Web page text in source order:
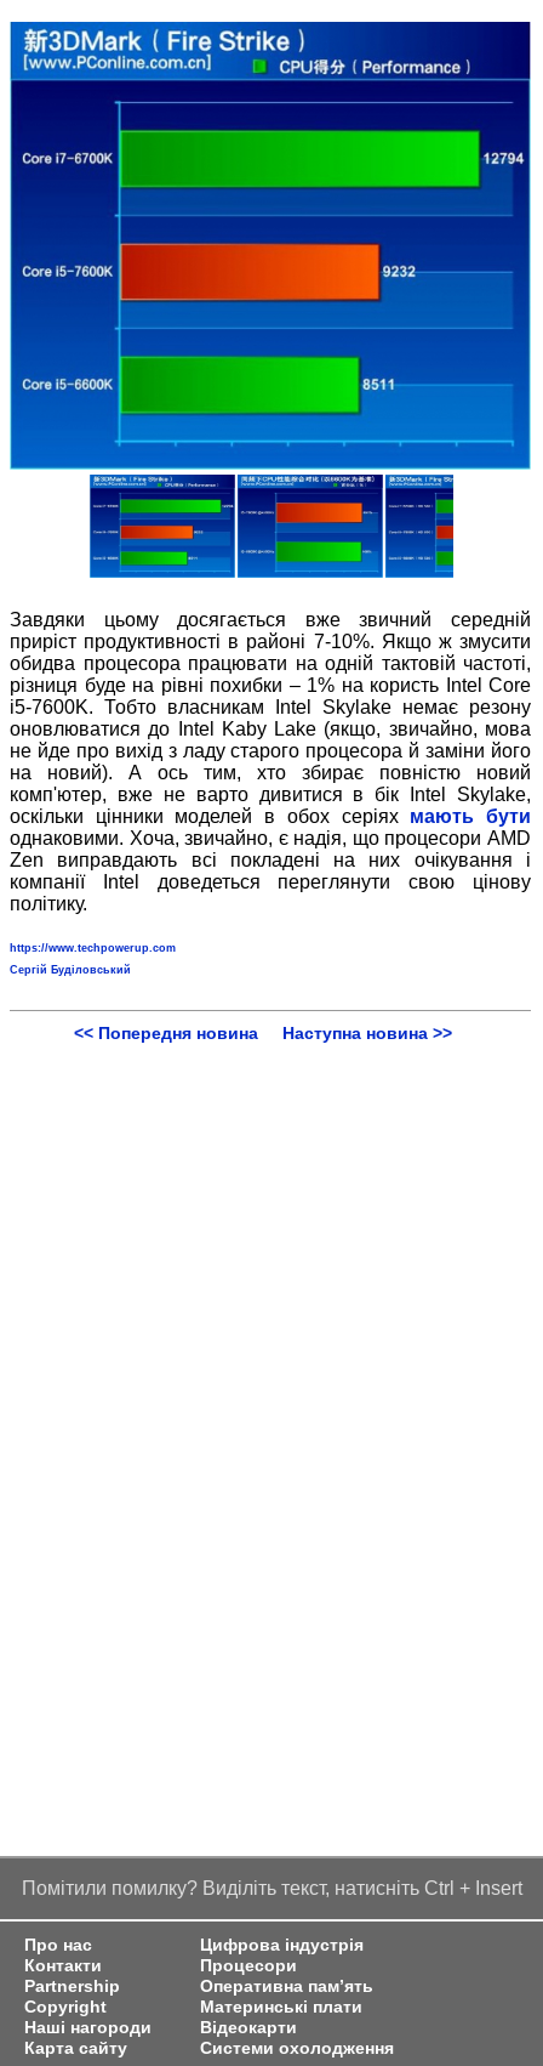
Завдяки цьому досягається вже звичний середній
приріст продуктивності в районі 7-10%. Якщо ж змусити
обидва процесора працювати на одній тактовій частоті,
різниця буде на рівні похибки – 1% на користь Intel Core
i5-7600K. Тобто власникам Intel Skylake немає резону
оновлюватися до Intel Kaby Lake (якщо, звичайно, мова
не йде про вихід з ладу старого процесора й заміни його
на новий). А ось тим, хто збирає повністю новий
комп'ютер, вже не варто дивитися в бік Intel Skylake,
оскільки цінники моделей в обох серіях мають бути
однаковими. Хоча, звичайно, є надія, що процесори AMD
Zen виправдають всі покладені на них очікування і
компанії Intel доведеться переглянути свою цінову
політику.
https://www.techpowerup.com
Сергій Буділовський
<< Попередня новина Наступна новина >>
Помітили помилку? Виділіть текст, натисніть Ctrl + Insert
Про нас
Контакти
Partnership
Copyright
Наші нагороди
Карта сайту
Цифрова індустрія
Процесори
Оперативна пам’ять
Материнські плати
Відеокарти
Системи охолодження